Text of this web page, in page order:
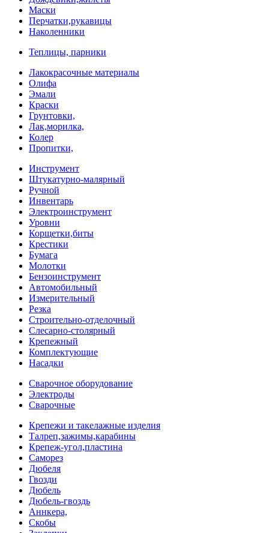
Маски
Перчатки,рукавицы
Наколенники
Теплицы, парники
Лакокрасочные материалы
Олифа
Эмали
Краски
Грунтовки,
Лак,морилка,
Колер
Пропитки,
Инструмент
Штукатурно-малярный
Ручной
Инвентарь
Электроинструмент
Уровни
Корщетки,биты
Крестики
Бумага
Молотки
Бензоинструмент
Автомобильный
Измерительный
Резка
Строительно-отделочный
Слесарно-столярный
Крепежный
Комплектующие
Насадки
Сварочное оборудование
Электроды
Сварочные
Крепежи и такелажные изделия
Талреп,зажимы,карабины
Крепеж-угол,пластина
Саморез
Дюбеля
Гвозди
Дюбель
Дюбель-гвоздь
Аннкера,
Скобы